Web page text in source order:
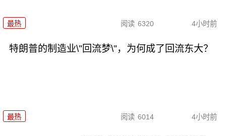
最热 阅读 6320 4小时前
特朗普的制造业\"回流梦\"，为何成了回流东大？
最热 阅读 6014 4小时前